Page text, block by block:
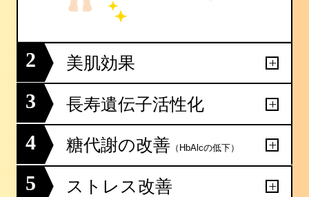
2 美肌効果
3 長寿遺伝子活性化
4 糖代謝の改善 （HbAlcの低下）
5 ストレス改善